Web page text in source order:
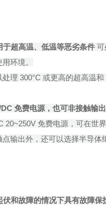
于超高温、低温等恶劣条件可
环境。
理 300°C 或更高的超高温和
免费电源，也可非接触输出
20~250V 免费电源，可在世界
点输出外，还可以选择半导体
伏和故障的情况下具有故障保